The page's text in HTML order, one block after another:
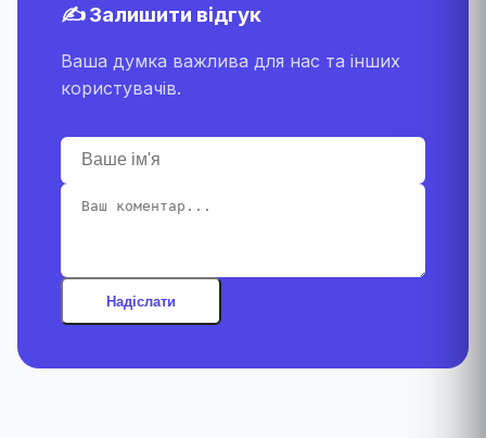
✍️ Залишити відгук
Ваша думка важлива для нас та інших
користувачів.
Надіслати